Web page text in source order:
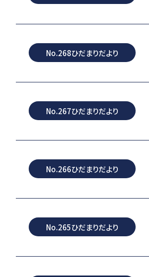
No.268ひだまりだより
No.267ひだまりだより
No.266ひだまりだより
No.265ひだまりだより